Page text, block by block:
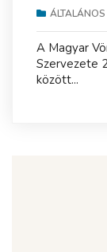
ÁLTALÁNOS
A Magyar
Szervezete
között...